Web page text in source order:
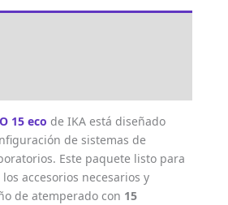
15 eco de IKA está diseñado
de sistemas de
Este paquete listo para
accesorios necesarios y
de atemperado con 15